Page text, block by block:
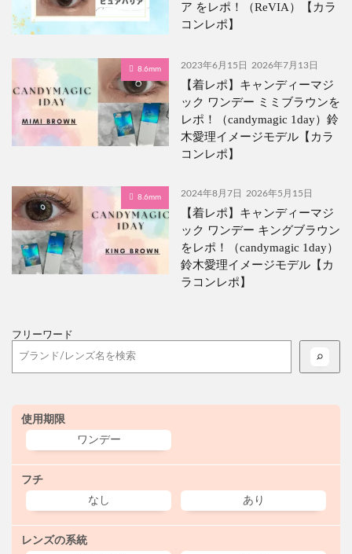
ア をレポ！（ReVIA）【カラ
コンレポ】
8.6mm 2023年6月15日 2026年7月13日
【着レポ】キャンディーマジ
ック ワンデー ミミブラウンを
レポ！（candymagic 1day）鈴
木愛理イメージモデル【カラ
コンレポ】
8.6mm 2024年8月7日 2026年5月15日
【着レポ】キャンディーマジ
ック ワンデー キングブラウン
をレポ！（candymagic 1day）
鈴木愛理イメージモデル【カ
ラコンレポ】
フリーワード
使用期限
ワンデー
フチ
なし あり
レンズの系統